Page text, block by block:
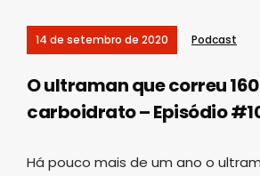
14 de setembro de 2020 Podcast
O ultraman que correu
carboidrato – Episódio
Há pouco mais de um ano o